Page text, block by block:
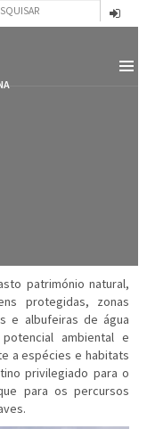
património natural,
protegidas, zonas
e albufeiras de água
ambiental e
a espécies e habitats
privilegiado para o
para os percursos